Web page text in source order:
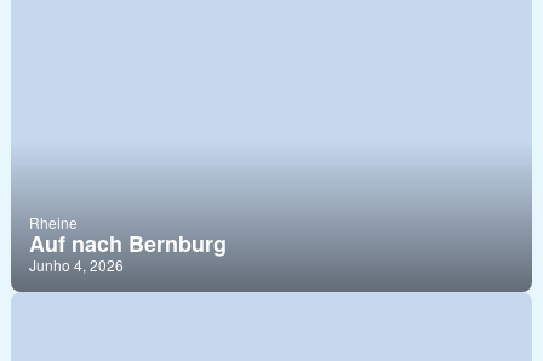
Rheine
Auf nach Bernburg
Junho 4, 2026